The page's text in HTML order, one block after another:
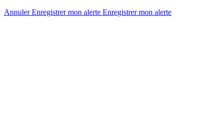
AnnulerEnregistrer mon alerte Enregistrermon alerte